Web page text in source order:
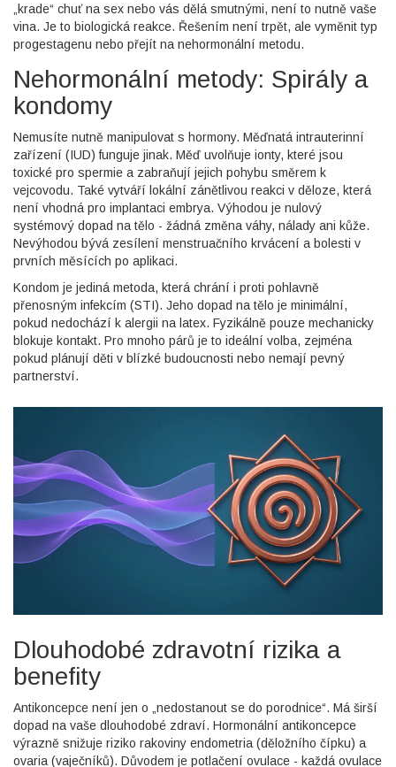
„krade“ chuť na sex nebo vás dělá smutnými, není to nutně vaše
vina. Je to biologická reakce. Řešením není trpět, ale vyměnit typ
progestagenu nebo přejít na nehormonální metodu.
Nehormonální metody: Spirály a
kondomy
Nemusíte nutně manipulovat s hormony. Měďnatá intrauterinní
zařízení (IUD) funguje jinak. Měď uvolňuje ionty, které jsou
toxické pro spermie a zabraňují jejich pohybu směrem k
vejcovodu. Také vytváří lokální zánětlivou reakci v děloze, která
není vhodná pro implantaci embrya. Výhodou je nulový
systémový dopad na tělo - žádná změna váhy, nálady ani kůže.
Nevýhodou bývá zesílení menstruačního krvácení a bolesti v
prvních měsících po aplikaci.
Kondom je jediná metoda, která chrání i proti pohlavně
přenosným infekcím (STI). Jeho dopad na tělo je minimální,
pokud nedochází k alergii na latex. Fyzikálně pouze mechanicky
blokuje kontakt. Pro mnoho párů je to ideální volba, zejména
pokud plánují děti v blízké budoucnosti nebo nemají pevný
partnerství.
Dlouhodobé zdravotní rizika a
benefity
Antikoncepce není jen o „nedostanout se do porodnice“. Má širší
dopad na vaše dlouhodobé zdraví. Hormonální antikoncepce
výrazně snižuje riziko rakoviny endometria (děložního čípku) a
ovaria (vaječníků). Důvodem je potlačení ovulace - každá ovulace